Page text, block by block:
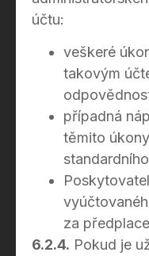
účtu:
veškeré
takovým
případná
těmito
za
6.2.4. Pokud je